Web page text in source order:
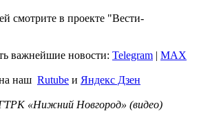
смотрите в проекте "Вести-
важнейшие новости: Telegram | MAX
наш Rutube и Яндекс Дзен
«Нижний Новгород» (видео)